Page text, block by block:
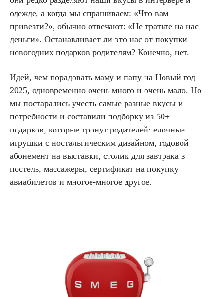
одежде, а когда мы спрашиваем: «Что вам
привезти?», обычно отвечают: «Не тратьте на нас
деньги». Останавливает ли это нас от покупки
новогодних подарков родителям? Конечно, нет.
Идей, чем порадовать маму и папу на Новый год
2025, одновременно очень много и очень мало. Но
мы постарались учесть самые разные вкусы и
потребности и составили подборку из 50+
подарков, которые тронут родителей: елочные
игрушки с ностальгическим дизайном, годовой
абонемент на выставки, столик для завтрака в
постель, массажеры, сертификат на покупку
авиабилетов и многое-многое другое.